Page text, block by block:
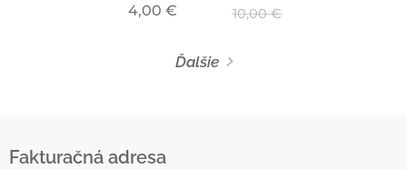
4,00 € 10,00€
Ďalšie
Fakturačná adresa